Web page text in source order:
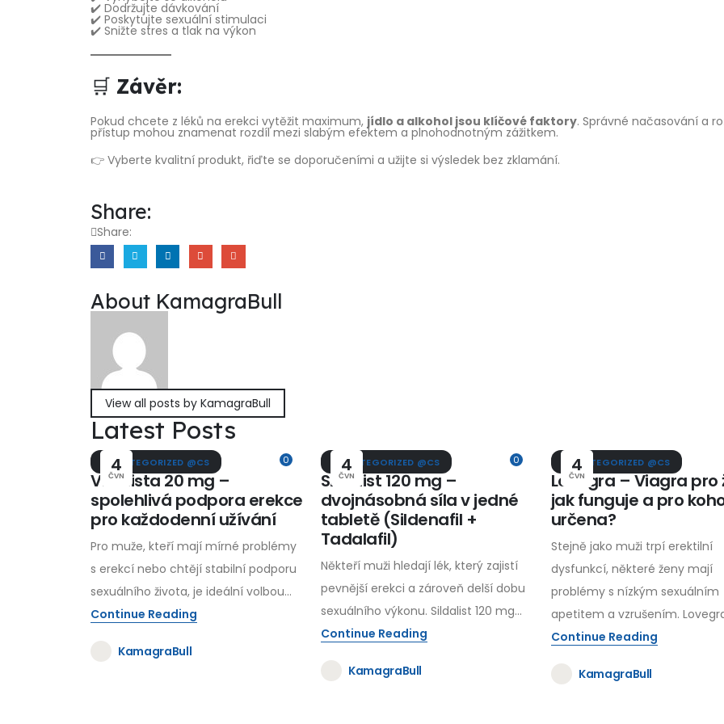
✔️ Dodržujte dávkování
✔️ Poskytujte sexuální stimulaci
✔️ Snižte stres a tlak na výkon
🛒 Závěr:
Pokud chcete z léků na erekci vytěžit maximum, jídlo a alkohol jsou klíčové faktory. Správné načasování a
přístup mohou znamenat rozdíl mezi slabým efektem a plnohodnotným zážitkem.
👉 Vyberte kvalitní produkt, řiďte se doporučeními a užijte si výsledek bez zklamání.
Share:
Share:
About KamagraBull
View all posts by KamagraBull
Latest Posts
4
ČVN
0
UNCATEGORIZED @CS
Vidalista 20 mg –
spolehlivá podpora erekce
pro každodenní užívání
Pro muže, kteří mají mírné problémy
s erekcí nebo chtějí stabilní podporu
sexuálního života, je ideální volbou...
Continue Reading
KamagraBull
4
ČVN
0
UNCATEGORIZED @CS
Sildalist 120 mg –
dvojnásobná síla v jedné
tabletě (Sildenafil +
Tadalafil)
Někteří muži hledají lék, který zajistí
pevnější erekci a zároveň delší dobu
sexuálního výkonu. Sildalist 120 mg...
Continue Reading
KamagraBull
4
ČVN
UNCATEGORIZED @CS
Lovegra – Viagra pro
jak funguje a pro
určena?
Stejně jako muži trpí erektilní
dysfunkcí, některé ženy mají
problémy s nízkým sexuálním
apetitem a vzrušením.
Continue Reading
KamagraBull